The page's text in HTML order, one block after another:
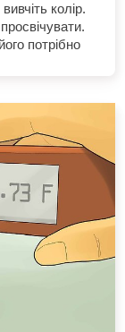
колір.
потрібно